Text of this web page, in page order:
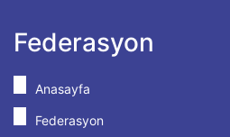
Federasyon
Anasayfa
Federasyon